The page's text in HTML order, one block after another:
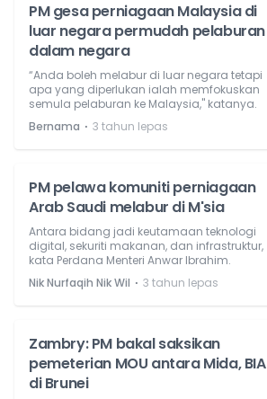
PM gesa perniagaan Malaysia di
luar negara permudah pelaburan
dalam negara
“Anda boleh melabur di luar negara tetapi
apa yang diperlukan ialah memfokuskan
semula pelaburan ke Malaysia," katanya.
Bernama ⋅ 3 tahun lepas
PM pelawa komuniti perniagaan
Arab Saudi melabur di M'sia
Antara bidang jadi keutamaan teknologi
digital, sekuriti makanan, dan infrastruktur,
kata Perdana Menteri Anwar Ibrahim.
Nik Nurfaqih Nik Wil ⋅ 3 tahun lepas
Zambry: PM bakal saksikan
pemeterian MOU antara Mida, BIA
di Brunei